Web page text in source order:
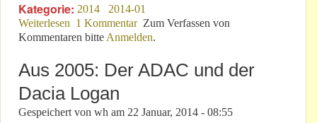
Kategorie: 2014
2014-01
Weiterlesen über Racing-Modell: Fette Ballerina Meidet Waage
1 Kommentar Zum Verfassen von
Kommentaren bitte Anmelden.
Aus 2005: Der ADAC und der
Dacia Logan
Gespeichert von wh am 22 Januar, 2014 - 08:55